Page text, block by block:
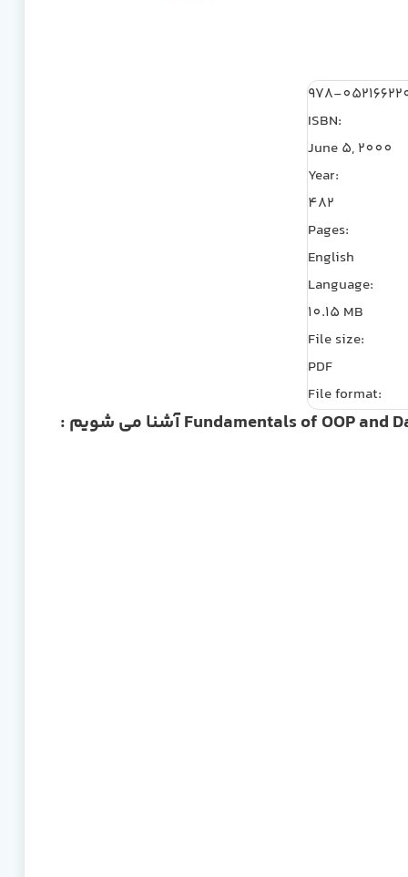
978-
ISBN:
June 5, 2000
Year:
482
Pages:
English
Language:
10.15 MB
File size:
PDF
File format: